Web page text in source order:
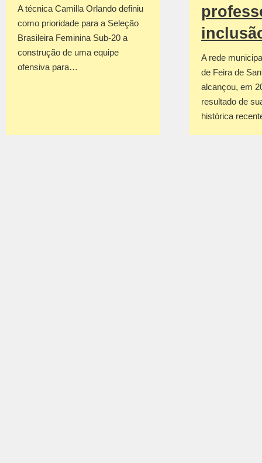
A técnica Camilla Orlando definiu
como prioridade para a Seleção
Brasileira Feminina Sub-20 a
construção de uma equipe
ofensiva para…
A rede
de Feira de
alcançou, em
resultado de
histórica